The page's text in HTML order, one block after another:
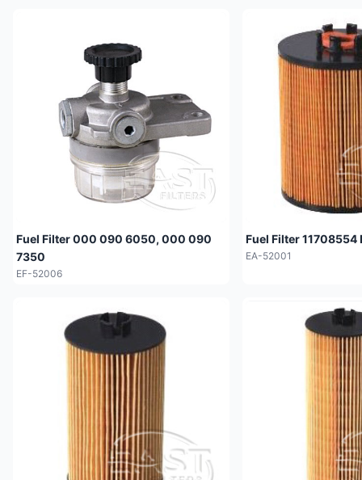
Fuel Filter 000 090 6050, 000 090
7350
EF-52006
Fuel Filter 11708554
EA-52001